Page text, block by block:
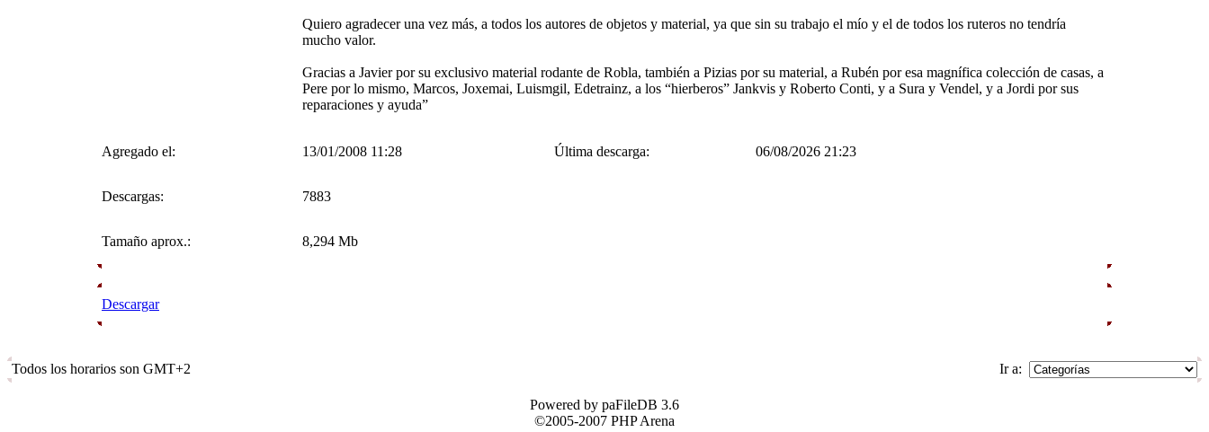
Quiero agradecer una vez más, a todos los autores de objetos y material, ya que sin su trabajo el mío y el de todos los ruteros no tendría
mucho valor.
Gracias a Javier por su exclusivo material rodante de Robla, también a Pizias por su material, a Rubén por esa magnífica colección de casas, a
Pere por lo mismo, Marcos, Joxemai, Luismgil, Edetrainz, a los “hierberos” Jankvis y Roberto Conti, y a Sura y Vendel, y a Jordi por sus
reparaciones y ayuda”
Agregado el: 13/01/2008 11:28 Última descarga: 06/08/2026 21:23
Descargas: 7883
Tamaño aprox.: 8,294 Mb
Descargar
Todos los horarios son GMT+2 Ir a:
Powered by paFileDB 3.6
©2005-2007 PHP Arena